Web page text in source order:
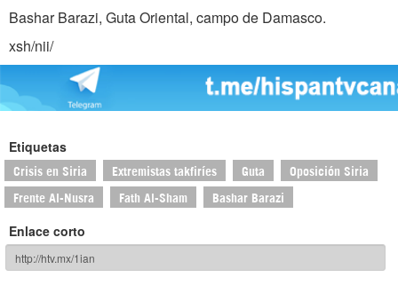
Bashar Barazi, Guta Oriental, campo de Damasco.
xsh/nii/
Etiquetas
Crisis en Siria Extremistas takfiríes Guta Oposición Siria
Frente Al-Nusra Fath Al-Sham Bashar Barazi
Enlace corto